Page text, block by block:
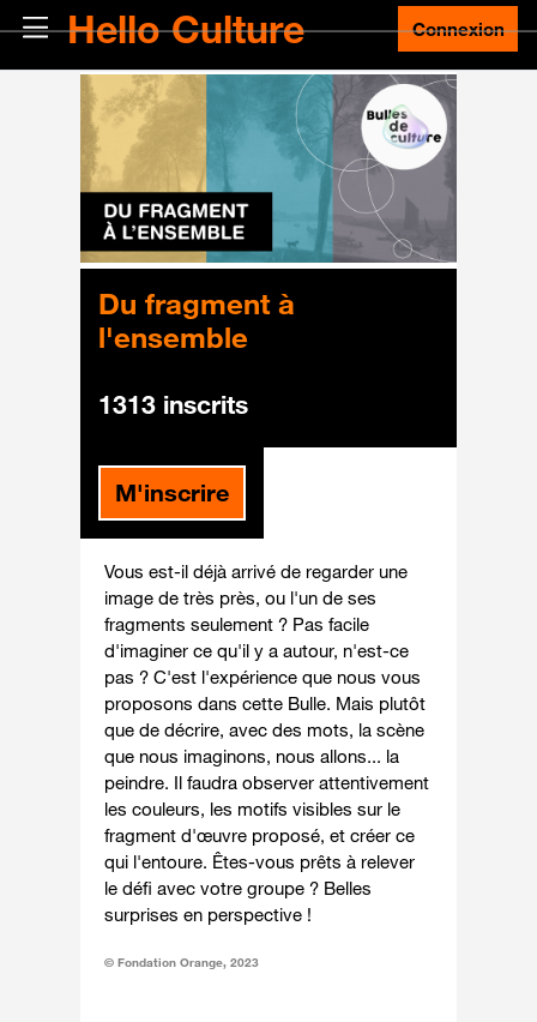
Passer au contenu principal
Panneau latéral
Hello Culture Connexion
Du fragment à
l'ensemble
1313 inscrits
M'inscrire
Vous est-il déjà arrivé de regarder une
image de très près, ou l'un de ses
fragments seulement ? Pas facile
d'imaginer ce qu'il y a autour, n'est-ce
pas ? C'est l'expérience que nous vous
proposons dans cette Bulle. Mais plutôt
que de décrire, avec des mots, la scène
que nous imaginons, nous allons... la
peindre. Il faudra observer attentivement
les couleurs, les motifs visibles sur le
fragment d'œuvre proposé, et créer ce
qui l'entoure. Êtes-vous prêts à relever
le défi avec votre groupe ? Belles
surprises en perspective !
© Fondation Orange, 2023